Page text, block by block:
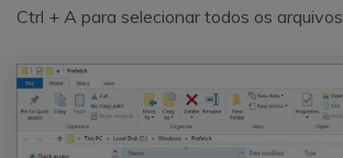
Ctrl + A para selecionar todos os arquivos.